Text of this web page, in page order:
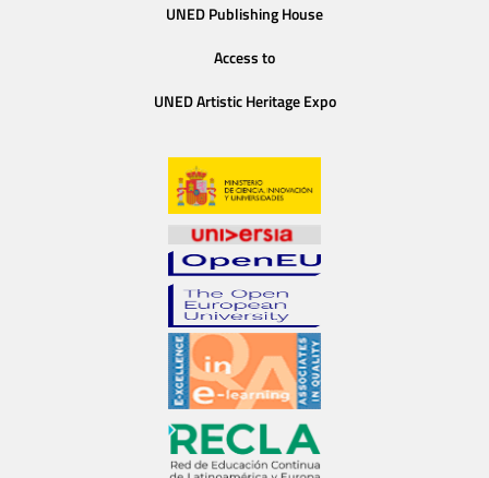
UNED Publishing House
Access to
UNED Artistic Heritage Expo